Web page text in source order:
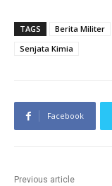
TAGS Berita Militer
Senjata Kimia
Facebook
Previous article